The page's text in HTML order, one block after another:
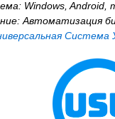
Windows, Android,
Автоматизация
Система